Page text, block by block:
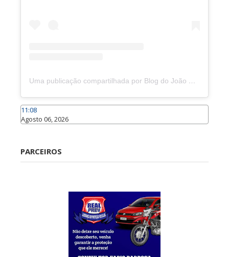
Uma publicação compartilhada por Blog do João Marcolino (@joaomarcolinoneto)
11:08
Agosto 06, 2026
PARCEIROS